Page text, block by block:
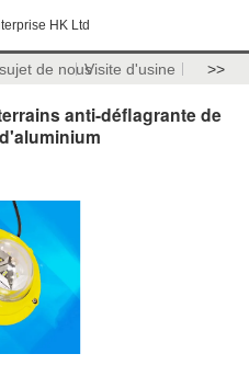
HK Ltd
de nousVisite d'usine >>
anti-déflagrante de